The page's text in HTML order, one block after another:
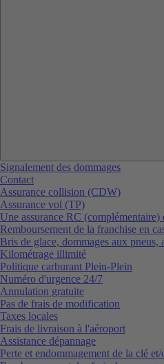
Signalement des dommages
Contact
Assurance collision (CDW)
Assurance vol (TP)
Une assurance RC
Remboursement de la franchise en
Bris de glace, dommages aux pneus,
Kilométrage illimité
Politique carburant Plein-Plein
Numéro d'urgence 24/7
Annulation gratuite
Pas de frais de modification
Taxes locales
Frais de livraison à l'aéroport
Assistance dépannage
Perte et endommagement de la clé